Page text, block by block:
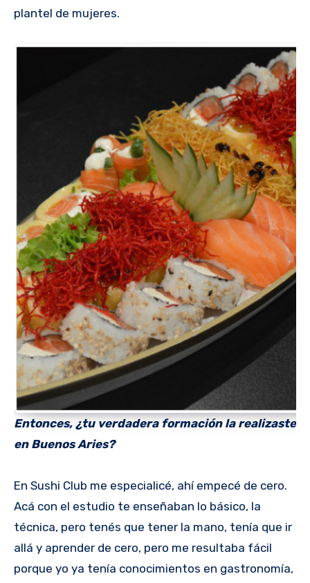
plantel de mujeres.
Entonces, ¿tu verdadera formación la realizaste
en Buenos Aries?
En Sushi Club me especialicé, ahí empecé de cero.
Acá con el estudio te enseñaban lo básico, la
técnica, pero tenés que tener la mano, tenía que ir
allá y aprender de cero, pero me resultaba fácil
porque yo ya tenía conocimientos en gastronomía,